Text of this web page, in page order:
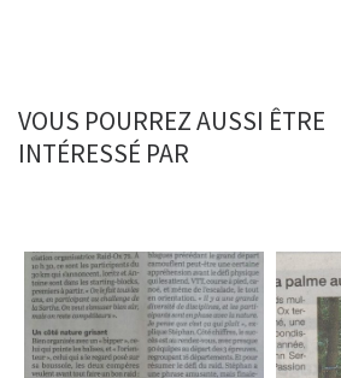
VOUS POURREZ AUSSI ÊTRE
INTÉRESSÉ PAR